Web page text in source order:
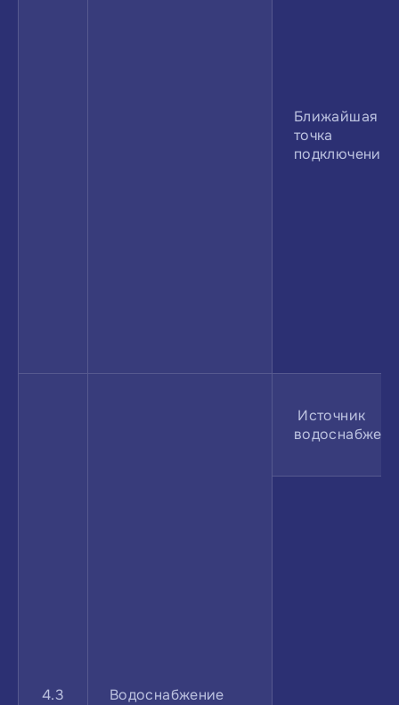
Ближайшая
точка
подключения
4.3 Водоснабжение
Источник